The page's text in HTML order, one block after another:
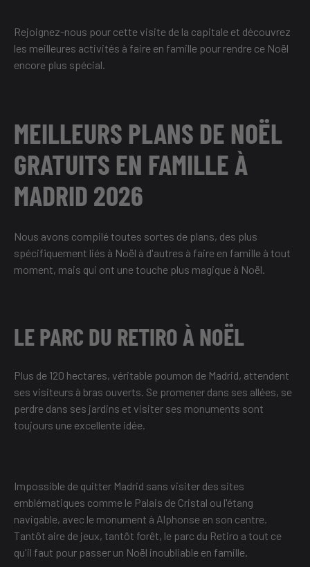
Rejoignez-nous pour cette visite de la capitale et découvrez
les meilleures activités à faire en famille pour rendre ce Noël
encore plus spécial.
MEILLEURS PLANS DE NOËL
GRATUITS EN FAMILLE À
MADRID 2026
Nous avons compilé toutes sortes de plans, des plus
spécifiquement liés à Noël à d'autres à faire en famille à tout
moment, mais qui ont une touche plus magique à Noël.
LE PARC DU RETIRO À NOËL
Plus de 120 hectares, véritable poumon de Madrid, attendent
ses visiteurs à bras ouverts. Se promener dans ses allées, se
perdre dans ses jardins et visiter ses monuments sont
toujours une excellente idée.
Impossible de quitter Madrid sans visiter des sites
emblématiques comme le Palais de Cristal ou l'étang
navigable, avec le monument à Alphonse en son centre.
Tantôt aire de jeux, tantôt forêt, le parc du Retiro a tout ce
qu'il faut pour passer un Noël inoubliable en famille.